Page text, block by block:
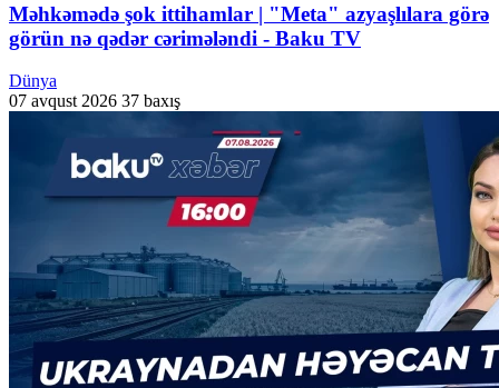
Məhkəmədə şok ittihamlar | "Meta" azyaşlılara görə
görün nə qədər cərimələndi - Baku TV
Dünya
07 avqust 2026 37 baxış